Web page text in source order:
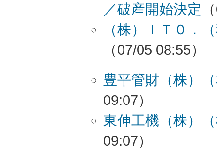
／破産開始決定
（株）ＩＴ０．
（07/05 08:55）
豊平管財（株）
09:07）
東伸工機（株）
09:07）